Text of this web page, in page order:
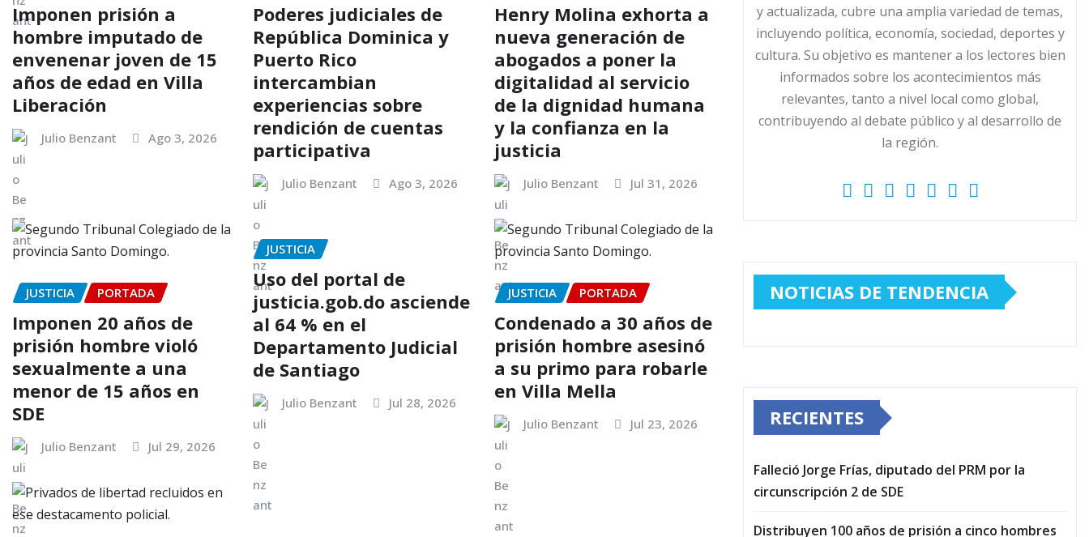
Imponen prisión a
hombre imputado de
envenenar joven de 15
años de edad en Villa
Liberación
Julio Benzant Ago 3, 2026
Poderes judiciales de
República Dominica y
Puerto Rico
intercambian
experiencias sobre
rendición de cuentas
participativa
Julio Benzant Ago 3, 2026
Henry Molina exhorta a
nueva generación de
abogados a poner la
digitalidad al servicio
de la dignidad humana
y la confianza en la
justicia
Julio Benzant Jul 31, 2026
JUSTICIA PORTADA
Imponen 20 años de
prisión hombre violó
sexualmente a una
menor de 15 años en
SDE
Julio Benzant Jul 29, 2026
JUSTICIA
Uso del portal de
justicia.gob.do asciende
al 64 % en el
Departamento Judicial
de Santiago
Julio Benzant Jul 28, 2026
JUSTICIA PORTADA
Condenado a 30 años de
prisión hombre asesinó
a su primo para robarle
en Villa Mella
Julio Benzant Jul 23, 2026
y actualizada, cubre una amplia variedad de temas,
incluyendo política, economía, sociedad, deportes y
cultura. Su objetivo es mantener a los lectores bien
informados sobre los acontecimientos más
relevantes, tanto a nivel local como global,
contribuyendo al debate público y al desarrollo de
la región.
NOTICIAS DE TENDENCIA
RECIENTES
Falleció Jorge Frías, diputado del PRM por la
circunscripción 2 de SDE
Distribuyen 100 años de prisión a cinco hombres